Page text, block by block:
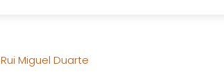
Rui Miguel Duarte